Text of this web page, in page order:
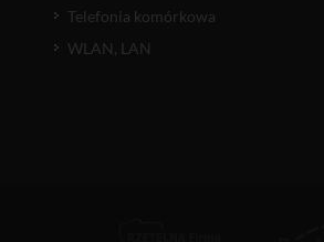
Telefonia komórkowa
WLAN, LAN